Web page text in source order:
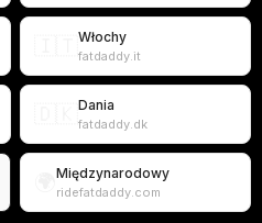
Włochy
fatdaddy.it
Dania
fatdaddy.dk
Międzynarodowy
ridefatdaddy.com